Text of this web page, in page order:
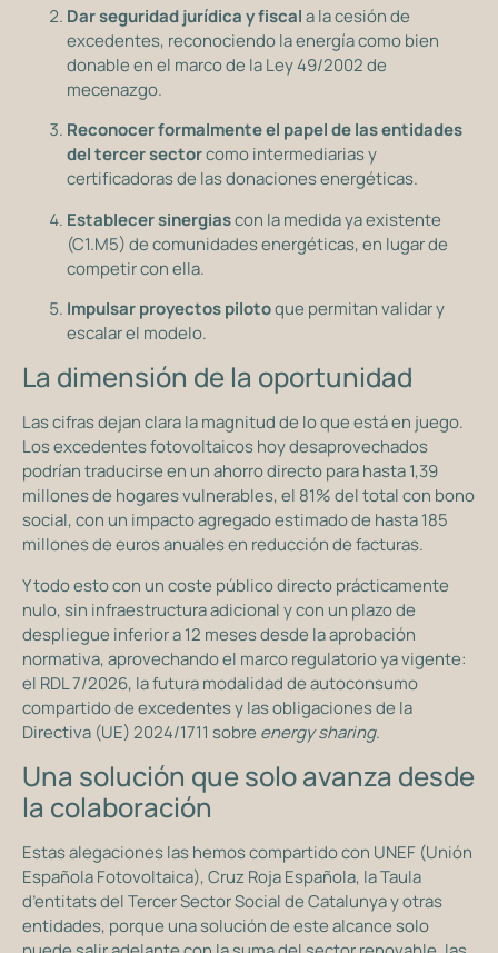
Dar seguridad jurídica y fiscala la cesión de
excedentes, reconociendo la energía como bien
donable en el marco de la Ley 49/2002 de
mecenazgo.
Reconocer formalmente el papel de las entidades
del tercer sectorcomo intermediarias y
certificadoras de las donaciones energéticas.
Establecer sinergiascon la medida ya existente
(C1.M5) de comunidades energéticas, en lugar de
competir con ella.
Impulsar proyectos pilotoque permitan validar y
escalar el modelo.
La dimensión de la oportunidad
Las cifras dejan clara la magnitud de lo que está en juego.
Los excedentes fotovoltaicos hoy desaprovechados
podrían traducirse en un ahorro directo para hasta 1,39
millones de hogares vulnerables, el 81% del total con bono
social, con un impacto agregado estimado de hasta 185
millones de euros anuales en reducción de facturas.
Y todo esto con un coste público directo prácticamente
nulo, sin infraestructura adicional y con un plazo de
despliegue inferior a 12 meses desde la aprobación
normativa, aprovechando el marco regulatorio ya vigente:
el RDL 7/2026, la futura modalidad de autoconsumo
compartido de excedentes y las obligaciones de la
Directiva (UE) 2024/1711 sobre energy sharing.
Una solución que solo avanza desde
la colaboración
Estas alegaciones las hemos compartido con UNEF (Unión
Española Fotovoltaica), Cruz Roja Española, la Taula
d’entitats del Tercer Sector Social de Catalunya y otras
entidades, porque una solución de este alcance solo